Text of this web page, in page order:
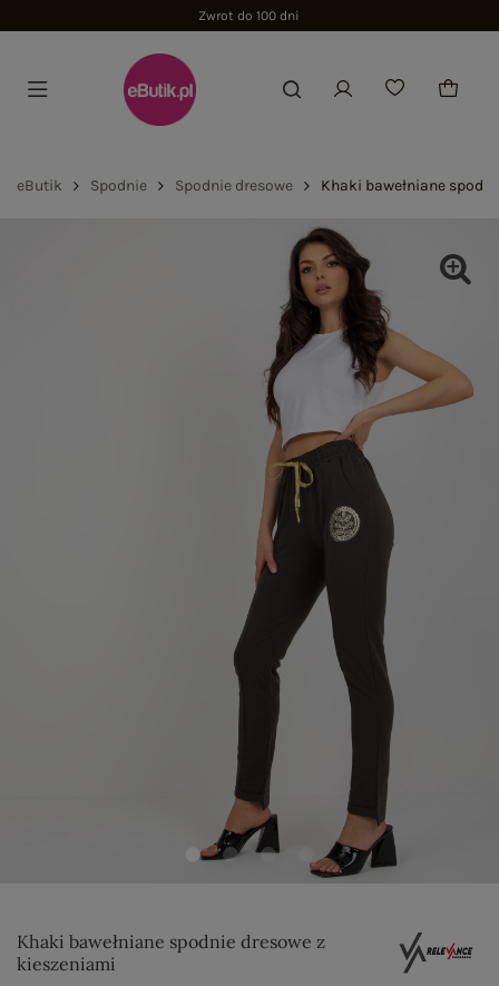
Zwrot do 100 dni
eButik Spodnie Spodnie dresowe Khaki bawełniane
Khaki bawełniane spodnie dresowe z
kieszeniami